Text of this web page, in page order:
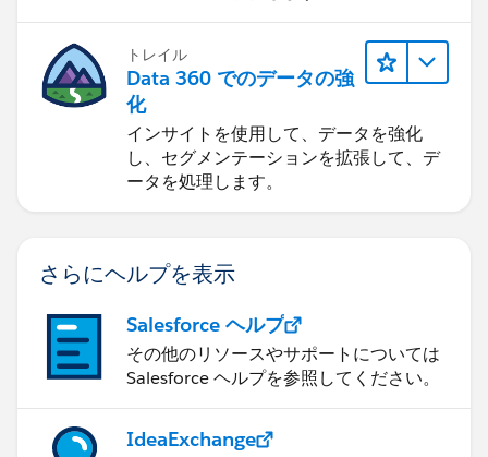
トレイル
Data 360 でのデータの強
化
インサイトを使用して、データを強化
し、セグメンテーションを拡張して、デ
ータを処理します。
さらにヘルプを表示
Salesforce ヘルプ
その他のリソースやサポートについては
Salesforce ヘルプを参照してください。
IdeaExchange